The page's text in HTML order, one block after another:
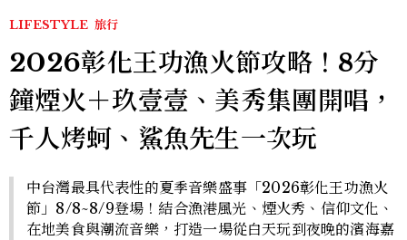
LIFESTYLE 旅行
2026彰化王功漁火節攻略！8分
鐘煙火＋玖壹壹、美秀集團開唱，
千人烤蚵、鯊魚先生一次玩
中台灣最具代表性的夏季音樂盛事「2026彰化王功漁火
節」8/8~8/9登場！結合漁港風光、煙火秀、信仰文化、
在地美食與潮流音樂，打造一場從白天玩到夜晚的濱海嘉